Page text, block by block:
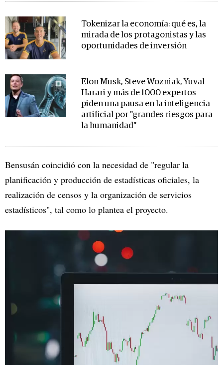
Tokenizar la economía: qué es, la
mirada de los protagonistas y las
oportunidades de inversión
Elon Musk, Steve Wozniak, Yuval
Harari y más de 1000 expertos
piden una pausa en la inteligencia
artificial por "grandes riesgos para
la humanidad"
Bensusán coincidió con la necesidad de "regular la
planificación y producción de estadísticas oficiales, la
realización de censos y la organización de servicios
estadísticos", tal como lo plantea el proyecto.